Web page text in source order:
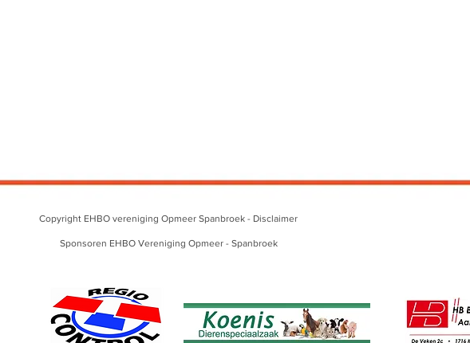
Copyright EHBO vereniging Opmeer Spanbroek - Disclaimer
Sponsoren EHBO Vereniging Opmeer - Spanbroek